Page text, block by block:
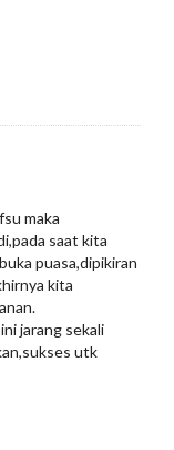
maka
saat kita
puasa,dipikiran
kita
jarang sekali
utk